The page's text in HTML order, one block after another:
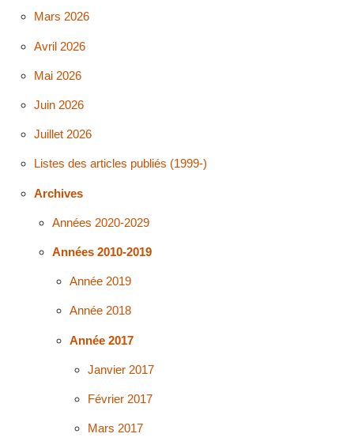
Mars 2026
Avril 2026
Mai 2026
Juin 2026
Juillet 2026
Listes des articles publiés (1999-)
Archives
Années 2020-2029
Années 2010-2019
Année 2019
Année 2018
Année 2017
Janvier 2017
Février 2017
Mars 2017